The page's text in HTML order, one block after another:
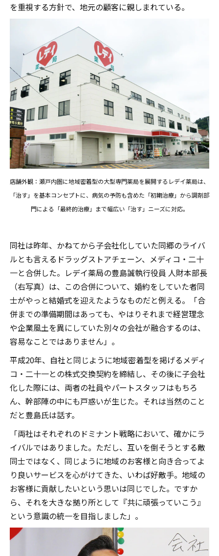
を重視する方針で、地元の顧客に親しまれている。
店舗外観：瀬戸内圏に地域密着型の大型専門薬局を展開するレデイ薬局は、
「治す」を基本コンセプトに、病気の予防も含めた「初期治療」から調剤部
門による「最終的治療」まで幅広い「治す」ニーズに対応。
同社は昨年、かねてから子会社化していた同郷のライバ
ルとも言えるドラッグストアチェーン、メディコ・二十
一と合併した。レデイ薬局の豊島誠執行役員 人財本部長
（右写真）は、この合併について、婚約をしていた者同
士がやっと結婚式を迎えたようなものだと例える。「合
併までの準備期間はあっても、やはりそれまで経営理念
や企業風土を異にしていた別々の会社が融合するのは、
容易なことではありません」。
平成20年、自社と同じように地域密着型を掲げるメディ
コ・二十一との株式交換契約を締結し、その後に子会社
化した際には、両者の社員やパートスタッフはもちろ
ん、幹部陣の中にも戸惑いが生じた。それは当然のこと
だと豊島氏は話す。
「両社はそれぞれのドミナント戦略において、確かにラ
イバルではありました。ただし、互いを倒そうとする敵
同士ではなく、同じように地域のお客様と向き合ってよ
り良いサービスを心がけてきた、いわば好敵手。地域の
お客様に貢献したいという思いは同じでした。ですか
ら、それを大きな拠り所として『共に頑張っていこう』
という意識の統一を目指しました」。